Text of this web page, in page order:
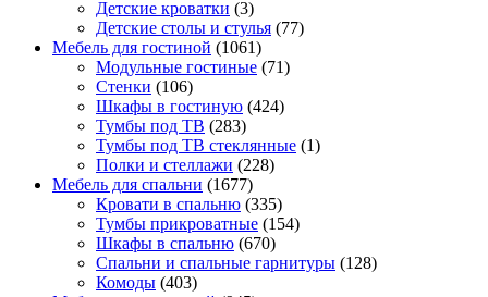
Детские кроватки (3)
Детские столы и стулья (77)
Мебель для гостиной (1061)
Модульные гостиные (71)
Стенки (106)
Шкафы в гостиную (424)
Тумбы под ТВ (283)
Тумбы под ТВ стеклянные (1)
Полки и стеллажи (228)
Мебель для спальни (1677)
Кровати в спальню (335)
Тумбы прикроватные (154)
Шкафы в спальню (670)
Спальни и спальные гарнитуры (128)
Комоды (403)